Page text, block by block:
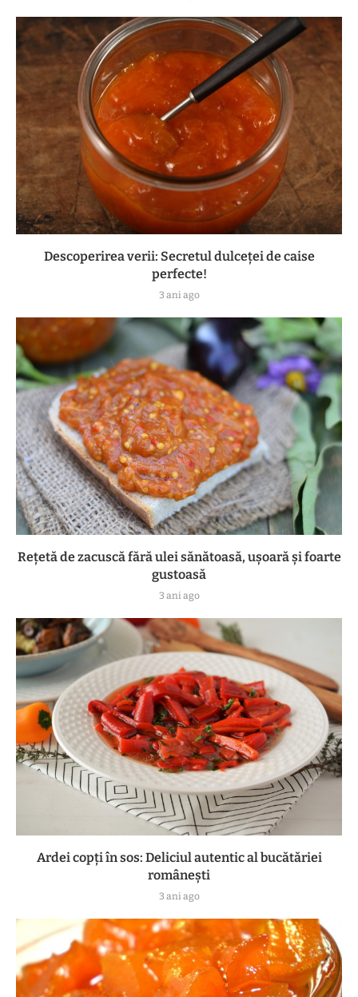
Descoperirea verii: Secretul dulceței de caise
perfecte!
3 ani ago
Rețetă de zacuscă fără ulei sănătoasă, ușoară și foarte
gustoasă
3 ani ago
Ardei copți în sos: Deliciul autentic al bucătăriei
românești
3 ani ago